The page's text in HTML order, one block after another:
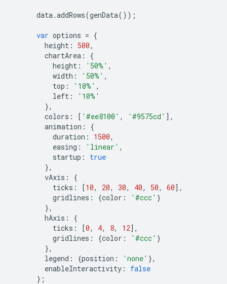
data.addRows(genData());
var options = {
height : 500,
chartArea :
{
height : '50%' ,
width : '50%' ,
top : '10%' ,
left :
'10%'
},
colors : [ '#ee8100' , '#9575cd' ],
animation :
{
duration : 1500,
easing : 'linear' ,
startup :
true
},
vAxis :
{
ticks : [10, 20, 30, 40, 50, 60],
gridlines : {color : '#ccc' }
},
hAxis :
{
ticks : [0, 4, 8, 12],
gridlines : {color : '#ccc' }
},
legend : {position : 'none' },
enableInteractivity :
false
};